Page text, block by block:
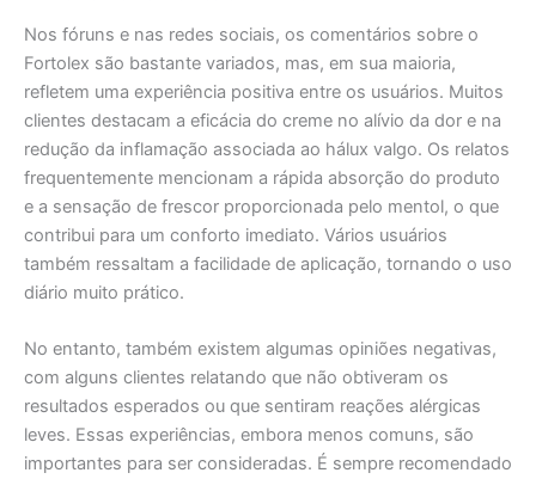
Nos fóruns e nas redes sociais, os comentários sobre o
Fortolex são bastante variados, mas, em sua maioria,
refletem uma experiência positiva entre os usuários. Muitos
clientes destacam a eficácia do creme no alívio da dor e na
redução da inflamação associada ao hálux valgo. Os relatos
frequentemente mencionam a rápida absorção do produto
e a sensação de frescor proporcionada pelo mentol, o que
contribui para um conforto imediato. Vários usuários
também ressaltam a facilidade de aplicação, tornando o uso
diário muito prático.
No entanto, também existem algumas opiniões negativas,
com alguns clientes relatando que não obtiveram os
resultados esperados ou que sentiram reações alérgicas
leves. Essas experiências, embora menos comuns, são
importantes para ser consideradas. É sempre recomendado